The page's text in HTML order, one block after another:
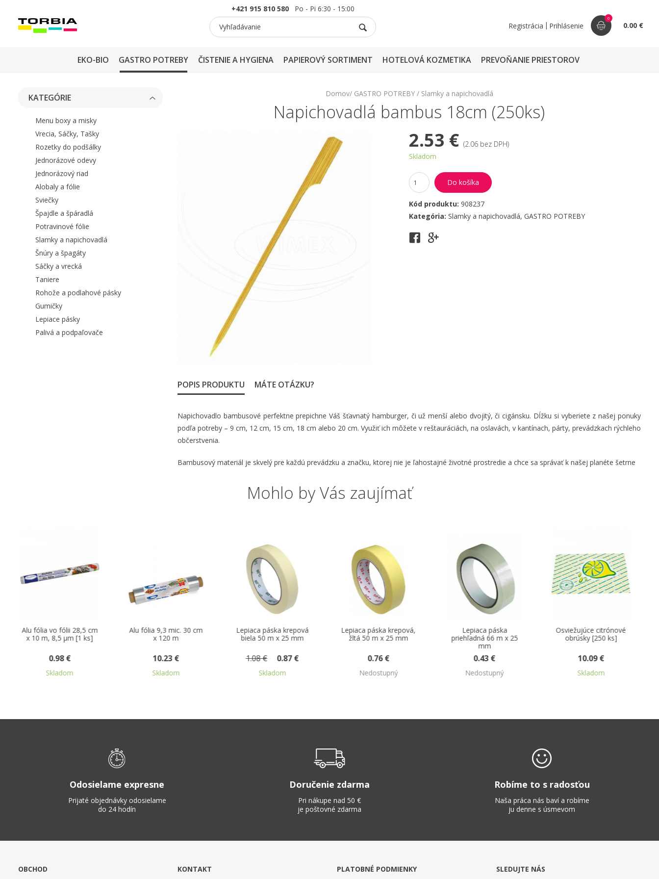
+421 915 810 580Po - Pi 6:30 - 15:00
Registrácia | Prihlásenie
0
0.00 €
EKO-BIO GASTRO POTREBY ČISTENIE A HYGIENA PAPIEROVÝ SORTIMENT HOTELOVÁ KOZMETIKA PREVOŇANIE PRIESTOROV
KATEGÓRIE
Menu boxy a misky
Vrecia, Sáčky, Tašky
Rozetky do podšálky
Jednorázové odevy
Jednorázový riad
Alobaly a fólie
Sviečky
Špajdle a špáradlá
Potravinové fólie
Slamky a napichovadlá
Šnúry a špagáty
Sáčky a vrecká
Taniere
Rohože a podlahové pásky
Gumičky
Lepiace pásky
Palivá a podpaľovače
Domov GASTRO POTREBY Slamky a napichovadlá
Napichovadlá bambus 18cm (250ks)
2.53 €(2.06 bez DPH)
Skladom
Do košíka
Kód produktu:908237
Kategória:Slamky a napichovadlá,GASTRO POTREBY
POPIS PRODUKTU MÁTE OTÁZKU?
Napichovadlo bambusové perfektne prepichne Váš šťavnatý hamburger, či už menší alebo dvojitý, či cigánsku. Dĺžku si vyberiete z našej ponuky
podľa potreby – 9 cm, 12 cm, 15 cm, 18 cm alebo 20 cm. Využiť ich môžete v reštauráciách, na oslavách, v kantínach, párty, prevádzkach rýchleho
občerstvenia.
Bambusový materiál je skvelý pre každú prevádzku a značku, ktorej nie je ľahostajné životné prostredie a chce sa správať k našej planéte šetrne
Mohlo by Vás zaujímať
Alu fólia 9,3 mic. 30 cm
x 120 m
10.23 €
Skladom
Lepiaca páska krepová
biela 50 m x 25 mm
1.08 €
Skladom
Lepiaca páska krepová,
žltá 50 m x 25 mm
0.76 €
Nedostupný
Lepiaca páska
priehľadná 66 m x 25
0.43 €
Nedostupný
Osviežujúce citrónové
obrúsky [250 ks]
10.09 €
Skladom
Tašky 10 kg pruhované
30 + 16 x 52 cm 100 ks
2.12 €
Skladom
Odosielame expresne
Prijaté objednávky odosielame
do 24 hodín
Doručenie zdarma
Pri nákupe nad 50 €
je poštovné zdarma
Robíme to s radosťou
Naša práca nás baví a robíme
ju denne s úsmevom
OBCHOD KONTAKT PLATOBNÉ PODMIENKY SLEDUJTE NÁS